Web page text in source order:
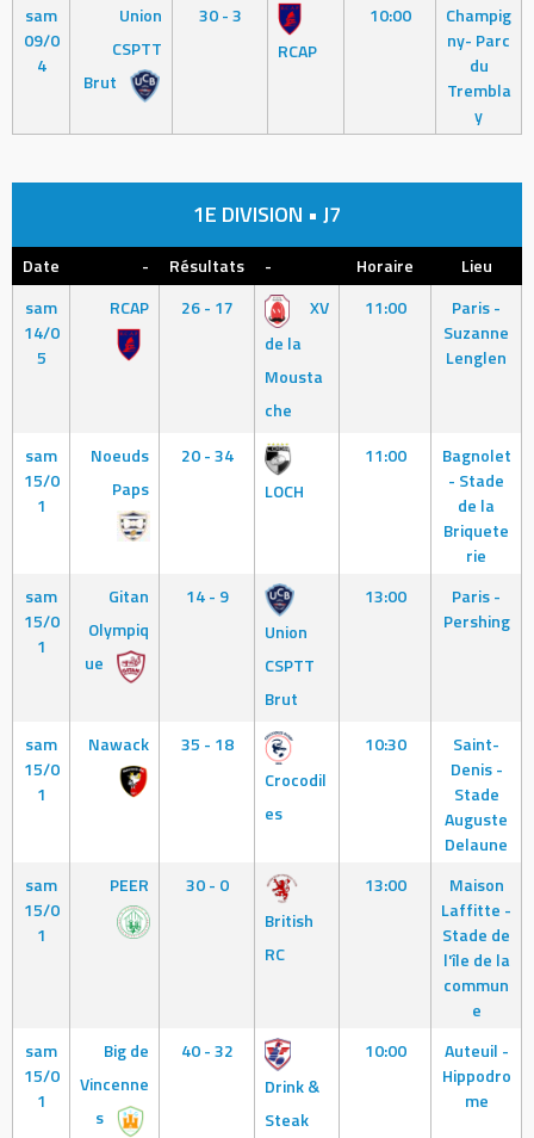
sam
09/0
4
Union
CSPTT
Brut
30 - 3
RCAP
10:00
Champig
ny- Parc
du
Trembla
y
1E DIVISION • J7
Date - Résultats - Horaire
Lieu
sam
14/0
5
RCAP 26 - 17
XV
de la
Mousta
che
11:00
Paris -
Suzanne
Lenglen
sam
15/0
1
Noeuds
Paps
20 - 34
LOCH
11:00
Bagnolet
- Stade
de la
Briquete
rie
sam
15/0
1
Gitan
Olympiq
ue
14 - 9
Union
CSPTT
Brut
13:00
Paris -
Pershing
sam
15/0
1
Nawack
35 - 18
Crocodil
es
10:30
Saint-
Denis -
Stade
Auguste
Delaune
sam
15/0
1
PEER
30 - 0
British
RC
13:00
Maison
Laffitte -
Stade de
l'île de la
commun
e
sam
15/0
1
Big de
Vincenne
s
40 - 32
Drink &
Steak
10:00
Auteuil -
Hippodro
me